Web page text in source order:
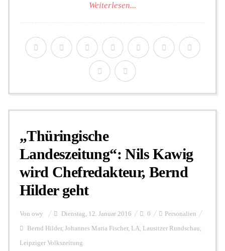
Weiterlesen...
„Thüringische
Landeszeitung“: Nils Kawig
wird Chefredakteur, Bernd
Hilder geht
Von owy Dienstag, 12. Januar 2016 0 Personalien
Bernd Hilder, Johannes Maria Fischer, LA, Lausitzer Rundschau,
Leipziger Volkszeitung